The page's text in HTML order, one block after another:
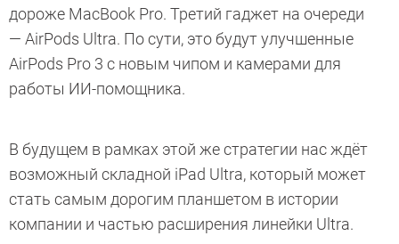
дороже MacBook Pro. Третий гаджет на очереди
— AirPods Ultra. По сути, это будут улучшенные
AirPods Pro 3 с новым чипом и камерами для
работы ИИ-помощника.
В будущем в рамках этой же стратегии нас ждёт
возможный складной iPad Ultra, который может
стать самым дорогим планшетом в истории
компании и частью расширения линейки Ultra.